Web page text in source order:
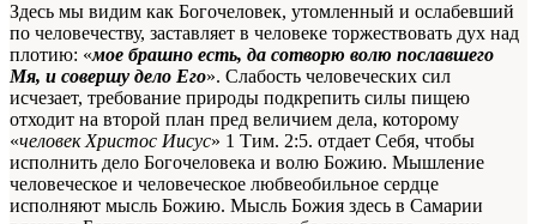
Здесь мы видим как Богочеловек, утомленный и ослабевший
по человечеству, заставляет в человеке торжествовать дух над
плотию: «мое брашно есть, да сотворю волю пославшего
Мя, и совершу дело Его». Слабость человеческих сил
исчезает, требование природы подкрепить силы пищею
отходит на второй план пред величием дела, которому
«человек Христос Иисус» 1 Тим. 2:5. отдает Себя, чтобы
исполнить дело Богочеловека и волю Божию. Мышление
человеческое и человеческое любвеобильное сердце
исполняют мысль Божию. Мысль Божия здесь в Самарии